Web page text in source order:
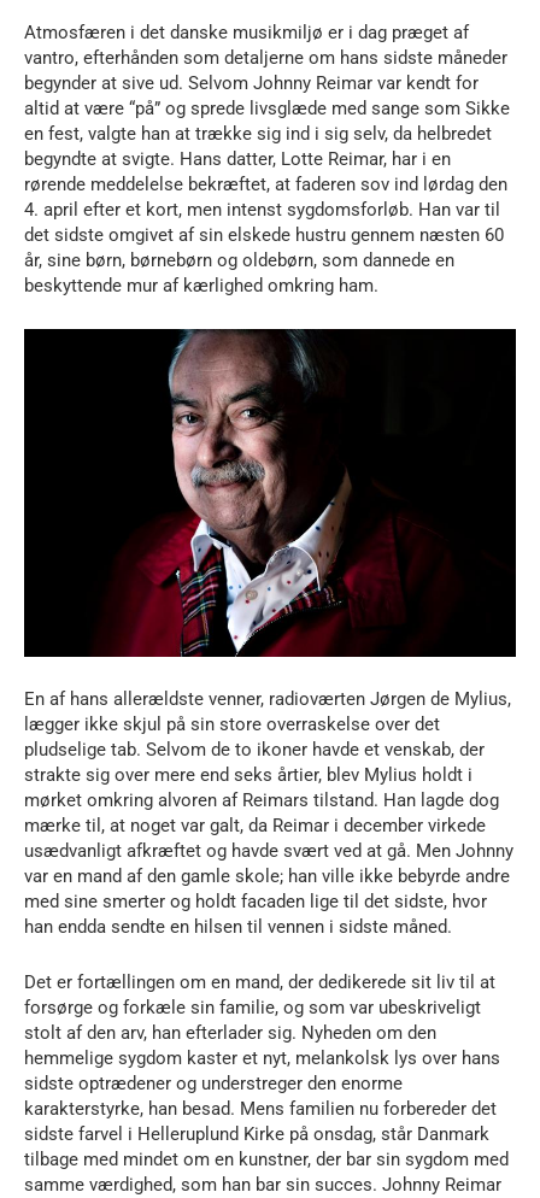
Atmosfæren i det danske musikmiljø er i dag præget af
vantro, efterhånden som detaljerne om hans sidste måneder
begynder at sive ud. Selvom Johnny Reimar var kendt for
altid at være “på” og sprede livsglæde med sange som Sikke
en fest, valgte han at trække sig ind i sig selv, da helbredet
begyndte at svigte. Hans datter, Lotte Reimar, har i en
rørende meddelelse bekræftet, at faderen sov ind lørdag den
4. april efter et kort, men intenst sygdomsforløb. Han var til
det sidste omgivet af sin elskede hustru gennem næsten 60
år, sine børn, børnebørn og oldebørn, som dannede en
beskyttende mur af kærlighed omkring ham.
En af hans allerældste venner, radioværten Jørgen de Mylius,
lægger ikke skjul på sin store overraskelse over det
pludselige tab. Selvom de to ikoner havde et venskab, der
strakte sig over mere end seks årtier, blev Mylius holdt i
mørket omkring alvoren af Reimars tilstand. Han lagde dog
mærke til, at noget var galt, da Reimar i december virkede
usædvanligt afkræftet og havde svært ved at gå. Men Johnny
var en mand af den gamle skole; han ville ikke bebyrde andre
med sine smerter og holdt facaden lige til det sidste, hvor
han endda sendte en hilsen til vennen i sidste måned.
Det er fortællingen om en mand, der dedikerede sit liv til at
forsørge og forkæle sin familie, og som var ubeskriveligt
stolt af den arv, han efterlader sig. Nyheden om den
hemmelige sygdom kaster et nyt, melankolsk lys over hans
sidste optrædener og understreger den enorme
karakterstyrke, han besad. Mens familien nu forbereder det
sidste farvel i Helleruplund Kirke på onsdag, står Danmark
tilbage med mindet om en kunstner, der bar sin sygdom med
samme værdighed, som han bar sin succes. Johnny Reimar